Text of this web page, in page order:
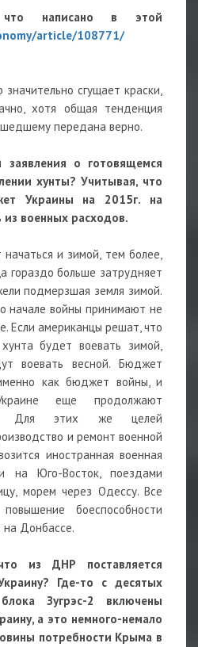
написано в этой
article/108771/
сгущает краски,
хотя общая тенденция
передана верно.
заявления о готовящемся
хунты? Учитывая, что
Украины на 2015г. на
из военных расходов.
и зимой, тем более,
гораздо больше затрудняет
подмерзшая земля зимой.
начале войны принимают не
Если американцы решат, что
будет воевать зимой,
воевать весной. Бюджет
как бюджет войны, и
еще продолжают
Для этих же целей
и ремонт военной
иностранная военная
на Юго-Восток, поездами
морем через Одессу. Все
боеспособности
на Донбассе.
из ДНР поставляется
Где-то с десятых
Зугрэс-2 включены
а это немного-немало
потребности Крыма в